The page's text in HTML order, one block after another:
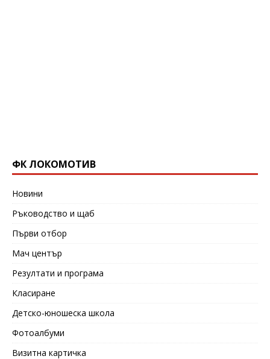
ФК ЛОКОМОТИВ
Новини
Ръководство и щаб
Първи отбор
Мач център
Резултати и програма
Класиране
Детско-юношеска школа
Фотоалбуми
Визитна картичка